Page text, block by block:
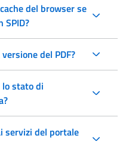
del browser se
SPID?
del PDF?
lo stato di
servizi del portale